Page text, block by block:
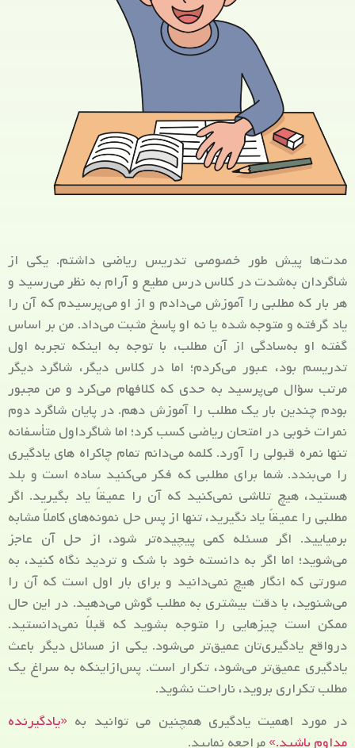
مدت‌ها پیش طور خصوصی تدریس ریاضی داشتم. یکی از
شاگردان به‌شدت در کلاس درس مطیع و آرام به نظر می‌رسید و
هر بار که مطلبی را آموزش می‌دادم و از او می‌پرسیدم که آن را
یاد گرفته و متوجه شده یا نه او پاسخ مثبت می‌داد. من بر اساس
گفته او به‌سادگی از آن مطلب، با توجه به اینکه تجربه اول
تدریسم بود، عبور می‌کردم؛ اما در کلاس دیگر، شاگرد دیگر
مرتب سؤال می‌پرسید به حدی که کلافه­ام می‌کرد و من مجبور
بودم چندین بار یک مطلب را آموزش دهم. در پایان شاگرد دوم
نمرات خوبی در امتحان ریاضی کسب کرد؛ اما شاگرداول متأسفانه
تنها نمره قبولی را آورد. کلمه می‌دانم تمام چاکراه های یادگیری
را می‌بندد. شما برای مطلبی که فکر می‌کنید ساده است و بلد
هستید، هیچ تلاشی نمی‌کنید که آن را عمیقاً یاد بگیرید. اگر
مطلبی را عمیقاً یاد نگیرید، تنها از پس حل نمونه‌های کاملاً مشابه
برمیایید. اگر مسئله کمی پیچیده‌تر شود، از حل آن عاجز
می‌شوید؛ اما اگر به دانسته خود با شک و تردید نگاه کنید، به
صورتی که انگار هیچ نمی‌دانید و برای بار اول است که آن را
می‌شنوید، با دقت بیشتری به مطلب گوش می‌دهید. در این حال
ممکن است چیزهایی را متوجه بشوید که قبلاً نمی‌دانستید.
درواقع یادگیری‌تان عمیق‌تر می‌شود. یکی از مسائل دیگر باعث
یادگیری عمیق‌تر می‌شود، تکرار است. پس‌ازاینکه به سراغ یک
مطلب تکراری بروید، ناراحت نشوید.
در مورد اهمیت یادگیری همچنین می توانید به «یادگیرنده
مداوم باشید.»مراجعه نمایید.